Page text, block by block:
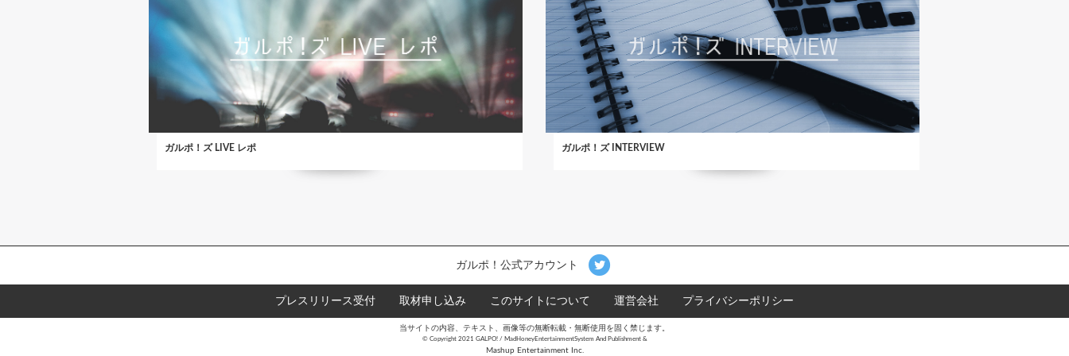
ガルポ！ズ LIVE レポ ガルポ！ズ INTERVIEW
ガルポ！公式アカウント
プレスリリース受付 取材申し込み このサイトについて 運営会社 プライバシーポリシー
当サイトの内容、テキスト、画像等の無断転載・無断使用を固く禁じます。
©︎ Copyright 2021 GALPO! / MadHoneyEntertainmentSystem And Publishment &
Mashup Entertainment Inc.